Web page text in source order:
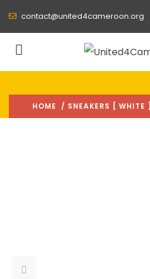
contact@united4cameroon.org
HOME / SNEAKERS [ WHITE ]